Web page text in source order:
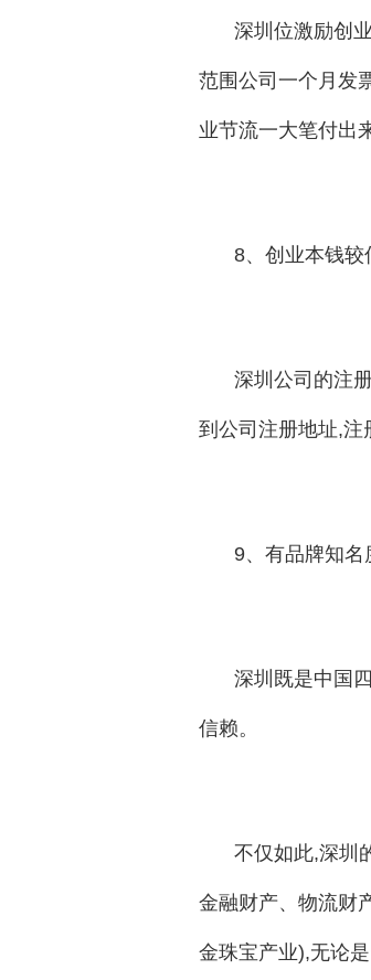
深圳位激励创
范围公司一个月发
业节流一大笔付出
8、创业本钱较
深圳公司的注
到公司注册地址,注
9、有品牌知名
深圳既是中国
信赖。
不仅如此,深圳
金融财产、物流财
金珠宝产业),无论